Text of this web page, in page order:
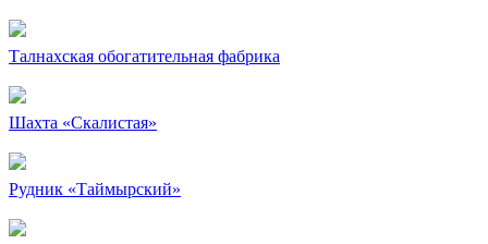
Талнахская обогатительная фабрика
Шахта «Скалистая»
Рудник «Таймырский»